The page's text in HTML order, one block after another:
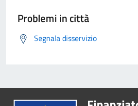
Problemi in città
Segnala disservizio